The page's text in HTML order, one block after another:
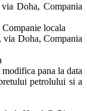
Doha, Compania
locala
Doha, Compania
pana la data
petrolului si a